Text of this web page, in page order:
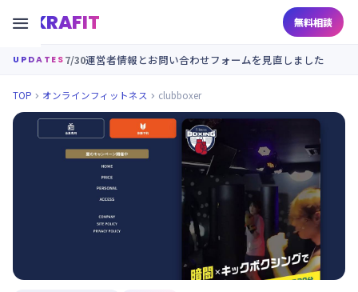
KRAFIT 無料相談

UPDATES 7/30運営者情報とお問い合わせフォームを見直しました
TOP  オンラインフィットネス  clubboxer